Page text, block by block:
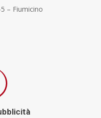
– Fiumicino